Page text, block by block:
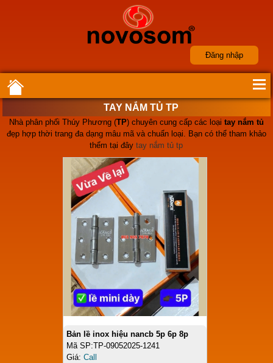
Đăng nhập
TAY NẮM TỦ TP
Nhà phân phối Thúy Phương (TP) chuyên cung cấp các loại tay nắm tủ
đẹp hợp thời trang đa dạng mâu mã và chuẩn loại. Bạn có thể tham khảo
thểm tại đâytay nắm tủ tp
Bản lề inox hiệu nancb 5p 6p 8p
Mã SP:TP-09052025-1241
Giá: Call